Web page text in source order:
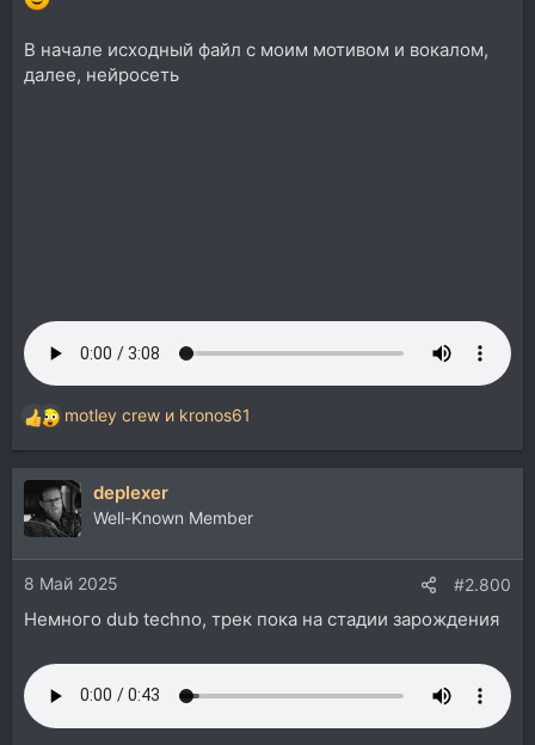
В начале исходный файл с моим мотивом и вокалом,
далее, нейросеть
Р
е
а
ц
и
и
:
motley crew и kronos61
deplexer
Well-Known Member
8 Май 2025 #2.800
Немного dub techno, трек пока на стадии зарождения